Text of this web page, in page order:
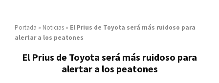
Portada » Noticias » El Prius de Toyota será más ruidoso para
alertar a los peatones
El Prius de Toyota será más ruidoso para
alertar a los peatones